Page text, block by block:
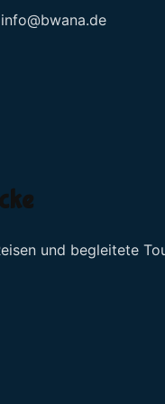
info@bwana.de
und begleitete